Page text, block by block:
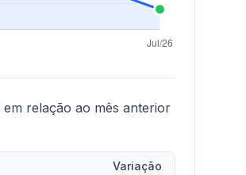
em relação ao mês anterior
Variação